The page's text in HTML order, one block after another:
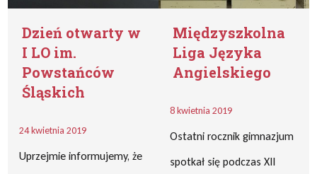
Dzień otwarty w
I LO im.
Powstańców
Śląskich
24 kwietnia 2019
Uprzejmie informujemy, że
Międzyszkolna
Liga Języka
Angielskiego
8 kwietnia 2019
Ostatni rocznik gimnazjum
spotkał się podczas XII